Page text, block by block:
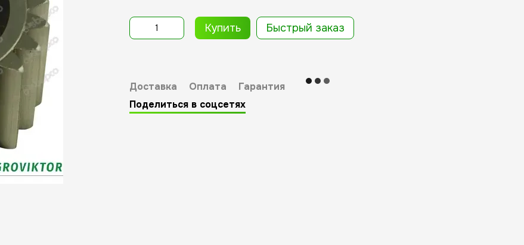
Купить Быстрый заказ
Доставка Оплата
Гарантия
Поделиться в соцсетях